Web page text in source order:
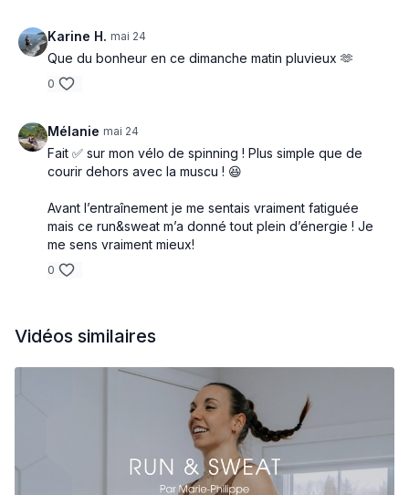
Karine H. mai 24
Que du bonheur en ce dimanche matin pluvieux 🫶
0
Mélanie mai 24
Fait ✅ sur mon vélo de spinning ! Plus simple que de
courir dehors avec la muscu ! 😆
Avant l’entraînement je me sentais vraiment fatiguée
mais ce run&sweat m’a donné tout plein d’énergie ! Je
me sens vraiment mieux!
0
Vidéos similaires